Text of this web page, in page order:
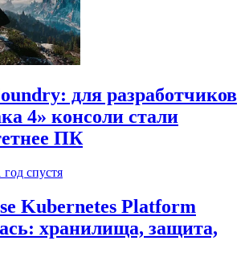
для разработчиков
4» консоли стали
ПК
год спустя
Kubernetes Platform
хранилища, защита,